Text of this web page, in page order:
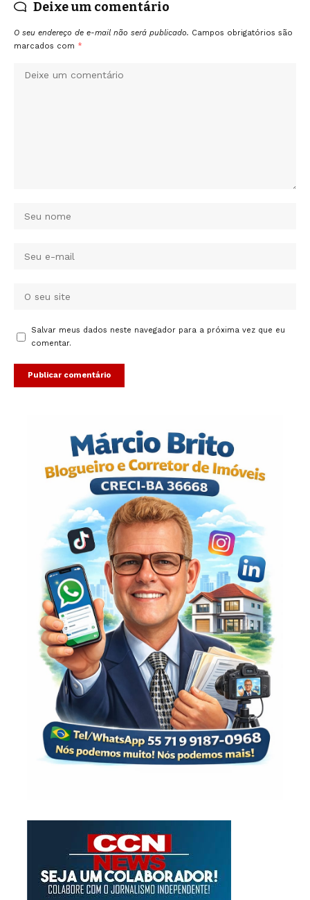
Deixe um comentário
O seu endereço de e-mail não será publicado. Campos obrigatórios são
marcados com *
Salvar meus dados neste navegador para a próxima vez que eu
comentar.